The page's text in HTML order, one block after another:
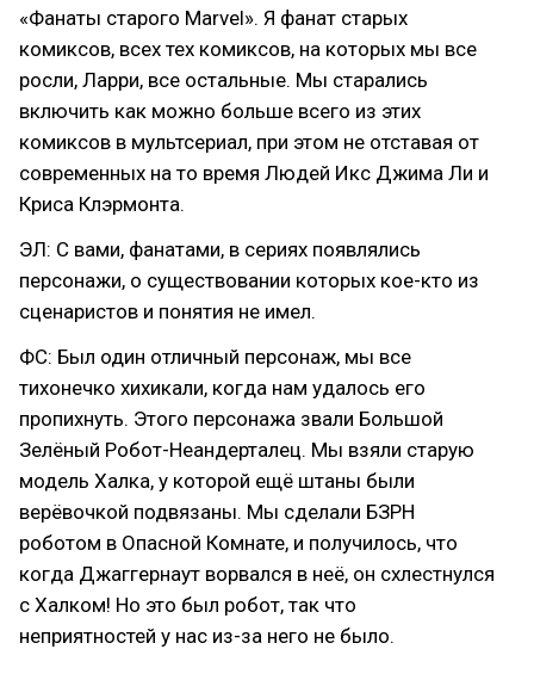
«Фанаты старого Marvel». Я фанат старых
комиксов, всех тех комиксов, на которых мы все
росли, Ларри, все остальные. Мы старались
включить как можно больше всего из этих
комиксов в мультсериал, при этом не отставая от
современных на то время Людей Икс Джима Ли и
Криса Клэрмонта.
ЭЛ: С вами, фанатами, в сериях появлялись
персонажи, о существовании которых кое-кто из
сценаристов и понятия не имел.
ФС: Был один отличный персонаж, мы все
тихонечко хихикали, когда нам удалось его
пропихнуть. Этого персонажа звали Большой
Зелёный Робот-Неандерталец. Мы взяли старую
модель Халка, у которой ещё штаны были
верёвочкой подвязаны. Мы сделали БЗРН
роботом в Опасной Комнате, и получилось, что
когда Джаггернаут ворвался в неё, он схлестнулся
с Халком! Но это был робот, так что
неприятностей у нас из-за него не было.